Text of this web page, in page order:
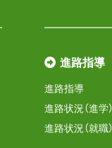
進路指導
進路指導
進路状況（進学）
進路状況（就職）